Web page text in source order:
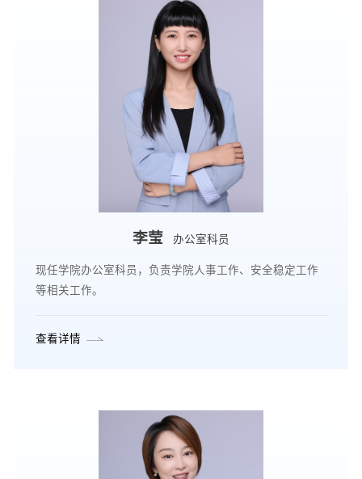
李莹 办公室科员
现任学院办公室科员，负责学院人事工作、安全稳定工作
等相关工作。
查看详情